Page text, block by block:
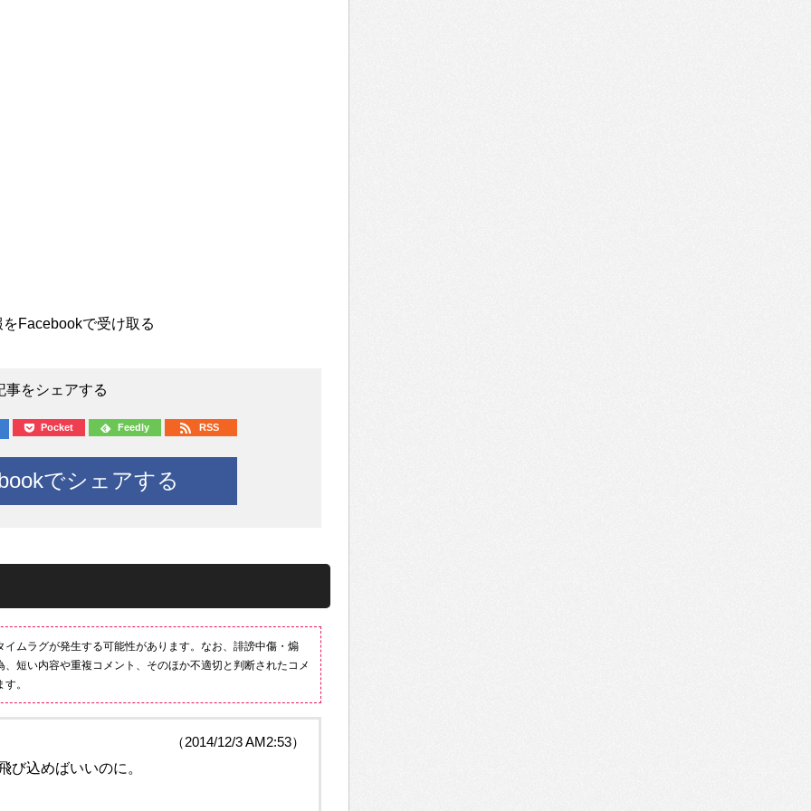
Facebookで受け取る
事をシェアする
Pocket Feedly RSS
でシェアする
ムラグが発生する可能性があります。なお、誹謗中傷・煽
短い内容や重複コメント、そのほか不適切と判断されたコメ
。
（2014/12/3 AM2:53）
び込めばいいのに。